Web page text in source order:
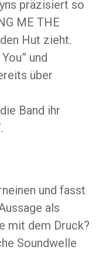
präzisiert so
ME THE
Hut zieht.
und
über
Band ihr
und fasst
als
mit dem Druck?
Soundwelle